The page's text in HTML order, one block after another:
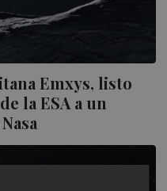
Emxys, listo
la ESA a un